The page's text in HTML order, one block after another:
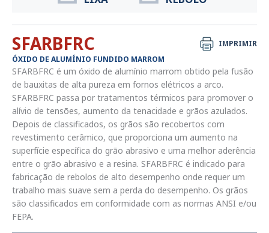
IMPRIMIR
SFARBFRC
ÓXIDO DE ALUMÍNIO FUNDIDO MARROM
SFARBFRC é um óxido de alumínio marrom obtido pela fusão
de bauxitas de alta pureza em fornos elétricos a arco.
SFARBFRC passa por tratamentos térmicos para promover o
alívio de tensões, aumento da tenacidade e grãos azulados.
Depois de classificados, os grãos são recobertos com
revestimento cerâmico, que proporciona um aumento na
superfície específica do grão abrasivo e uma melhor aderência
entre o grão abrasivo e a resina. SFARBFRC é indicado para
fabricação de rebolos de alto desempenho onde requer um
trabalho mais suave sem a perda do desempenho. Os grãos
são classificados em conformidade com as normas ANSI e/ou
FEPA.